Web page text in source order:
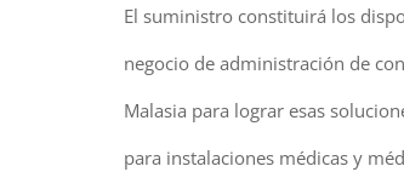
El suministro constituirá los
negocio de administración de
Malasia para lograr esas
para instalaciones médicas y